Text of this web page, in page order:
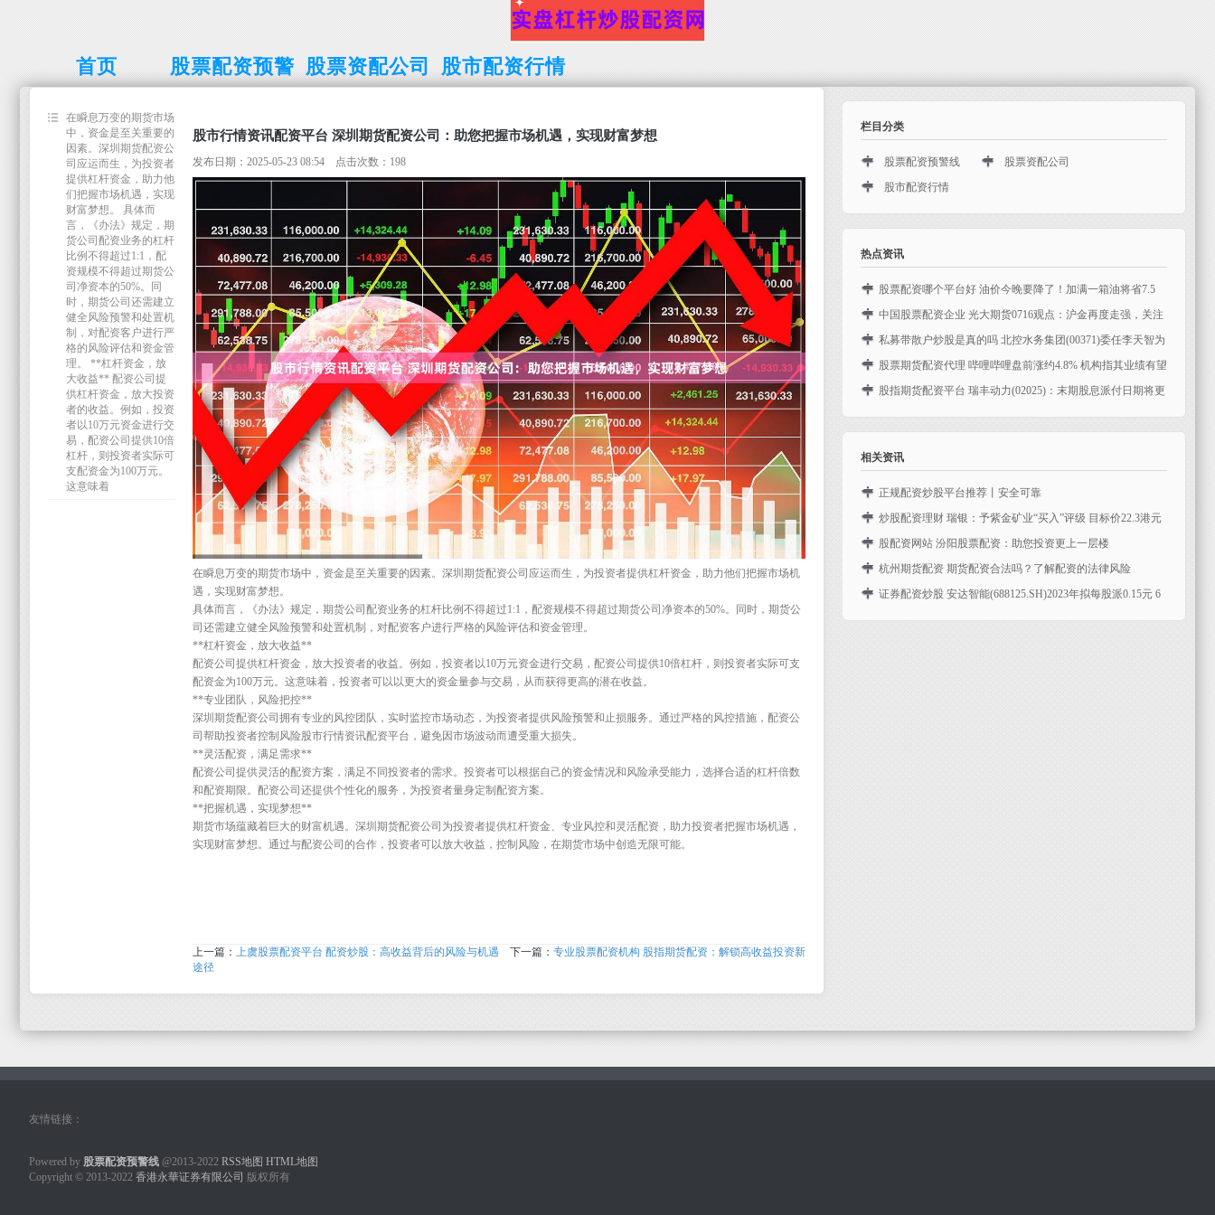
首页
股票配资预警 股票资配公司 股市配资行情
在瞬息万变的期货市场
中，资金是至关重要的
因素。深圳期货配资公
司应运而生，为投资者
提供杠杆资金，助力他
们把握市场机遇，实现
财富梦想。 具体而
言，《办法》规定，期
货公司配资业务的杠杆
比例不得超过1:1，配
资规模不得超过期货公
司净资本的50%。同
时，期货公司还需建立
健全风险预警和处置机
制，对配资客户进行严
格的风险评估和资金管
理。 **杠杆资金，放
大收益** 配资公司提
供杠杆资金，放大投资
者的收益。例如，投资
者以10万元资金进行交
易，配资公司提供10倍
杠杆，则投资者实际可
支配资金为100万元。
这意味着
股市行情资讯配资平台 深圳期货配资公司：助您把握市场机遇，实现财富梦想
发布日期：2025-05-23 08:54 点击次数：198
在瞬息万变的期货市场中，资金是至关重要的因素。深圳期货配资公司应运而生，为投资者提供杠杆资金，助力他们把握市场机
遇，实现财富梦想。
具体而言，《办法》规定，期货公司配资业务的杠杆比例不得超过1:1，配资规模不得超过期货公司净资本的50%。同时，期货公
司还需建立健全风险预警和处置机制，对配资客户进行严格的风险评估和资金管理。
**杠杆资金，放大收益**
配资公司提供杠杆资金，放大投资者的收益。例如，投资者以10万元资金进行交易，配资公司提供10倍杠杆，则投资者实际可支
配资金为100万元。这意味着，投资者可以以更大的资金量参与交易，从而获得更高的潜在收益。
**专业团队，风险把控**
深圳期货配资公司拥有专业的风控团队，实时监控市场动态，为投资者提供风险预警和止损服务。通过严格的风控措施，配资公
司帮助投资者控制风险股市行情资讯配资平台，避免因市场波动而遭受重大损失。
**灵活配资，满足需求**
配资公司提供灵活的配资方案，满足不同投资者的需求。投资者可以根据自己的资金情况和风险承受能力，选择合适的杠杆倍数
和配资期限。配资公司还提供个性化的服务，为投资者量身定制配资方案。
**把握机遇，实现梦想**
期货市场蕴藏着巨大的财富机遇。深圳期货配资公司为投资者提供杠杆资金、专业风控和灵活配资，助力投资者把握市场机遇，
实现财富梦想。通过与配资公司的合作，投资者可以放大收益，控制风险，在期货市场中创造无限可能。
上一篇： 上虞股票配资平台 配资炒股：高收益背后的风险与机遇 下一篇： 专业股票配资机构 股指期货配资：解锁高收益投资新
途径
栏目分类
股票配资预警线
股票资配公司
股市配资行情
热点资讯
股票配资哪个平台好 油价今晚要降了！加满一箱油将省7.5
元！
2. 交易产品和服务：评估平台提供的交易产品和服务是否丰
富多样。一个优秀的炒股配资门户应该提供多种股票、基
金、期货等交易品种，并且提供专业的交易工具和数据分析
功...
中国股票配资企业 光大期货0716观点：沪金再度走强，关注
官员表态对市场情绪的影响
中国股票配资企业 2. "想要更多收益？股票配资助您一臂之
力！借助杠杆交易，最高可获得10倍的资金倍增效果，让您
的投资回报倍增！" 热点栏目 自选股 数据中心 ...
私募带散户炒股是真的吗 北控水务集团(00371)委任李天智为
非执行董事
北控水务集团(00371)公布私募带散户炒股是真的吗，自2024
年6月27日起，王殿常先生已辞任公司非执行董事的职务; 及
股票期货配资代理 哔哩哔哩盘前涨约4.8% 机构指其业绩有望
持续提升
格隆汇6月13日｜哔哩哔哩(BILI.US)美股盘前涨约4.8%，报
方财富维持哔哩哔哩“增持...
股指期货配资平台 瑞丰动力(02025)：末期股息派付日期将更
改为8月30日
指期货配资平台，而末期股息现预期将于2024年8月30日(星
期五)或之前派付予于记录日期(即2024...
相关资讯
正规配资炒股平台推荐丨安全可靠
在股市行情波动中，许多投资者希望通过配资放大收益。然
而，面对市场上众多的配资平台股市配资行情，如何选择一
家正规、安全、可靠的平台成为关键。本文将为您推荐几类
值得...
炒股配资理财 瑞银：予紫金矿业“买入”评级 目标价22.3港元
热点栏目 自选股 数据中心 行情中心 资金流向 模拟交易 客户
端 瑞银发布研究报告称，予紫金矿业（02899）“买入”评级炒
股配资理财，今年上半年公司黄金产量约...
股配资网站 汾阳股票配资：助您投资更上一层楼
在瞬息万变的股市中，资金是投资者的关键武器。汾阳股票
配资应运而生，为投资者提供杠杆资金，助力其投资更上一
层楼。 * **放大收益：**通过杠杆作用，投资者可以获...
杭州期货配资 期货配资合法吗？了解配资的法律风险
期货配资是指投资者通过向配资公司借款，扩大资金规模进
行期货交易的行为。近年来，期货配资市场发展迅速杭州期
证券配资炒股 安达智能(688125.SH)2023年拟每股派0.15元 6
月20日除权除息
友情链接：
Powered by 股票配资预警线 @2013-2022 RSS地图 HTML地图
Copyright © 2013-2022 香港永華证券有限公司 版权所有